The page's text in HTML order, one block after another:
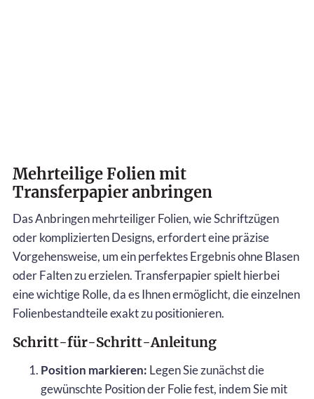
Mehrteilige Folien mit
Transferpapier anbringen
Das Anbringen mehrteiliger Folien, wie Schriftzügen
oder komplizierten Designs, erfordert eine präzise
Vorgehensweise, um ein perfektes Ergebnis ohne Blasen
oder Falten zu erzielen. Transferpapier spielt hierbei
eine wichtige Rolle, da es Ihnen ermöglicht, die einzelnen
Folienbestandteile exakt zu positionieren.
Schritt-für-Schritt-Anleitung
Position markieren: Legen Sie zunächst die
gewünschte Position der Folie fest, indem Sie mit